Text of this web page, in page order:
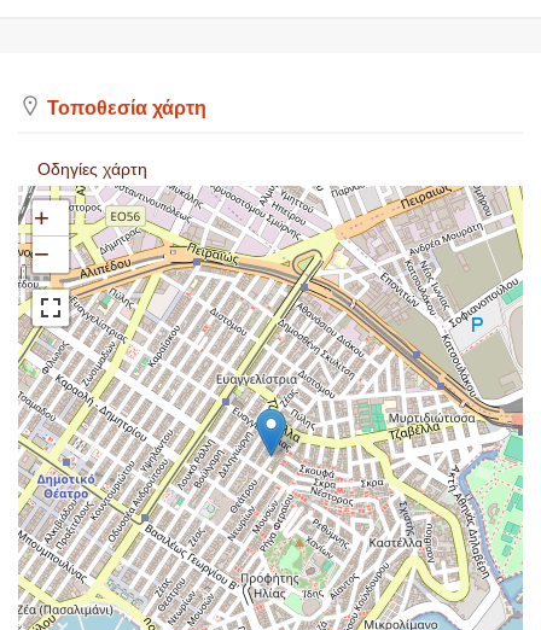
Τοποθεσία χάρτη
Οδηγίες χάρτη
+
−